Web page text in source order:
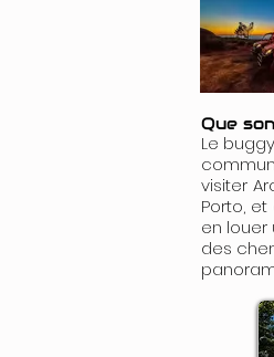
Que
Le
visiter
Porto,
en louer
des